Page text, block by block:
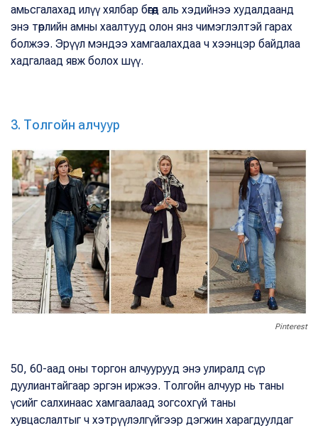
амьсгалахад илүү хялбар бөгөөд аль хэдийнээ худалдаанд
энэ төрлийн амны хаалтууд олон янз чимэглэлтэй гарах
болжээ. Эрүүл мэндээ хамгаалахдаа ч хээнцэр байдлаа
хадгалаад явж болох шүү.
3. Толгойн алчуур
Pinterest
50, 60-аад оны торгон алчуурууд энэ улиралд сүр
дуулиантайгаар эргэн иржээ. Толгойн алчуур нь таны
үсийг салхинаас хамгаалаад зогсохгүй таны
хувцаслалтыг ч хэтрүүлэлгүйгээр дэгжин харагдуулдаг